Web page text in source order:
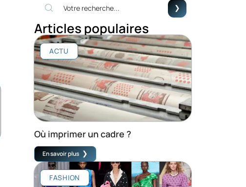
Articles populaires
ACTU
Où imprimer un cadre ?
En savoir plus
FASHION